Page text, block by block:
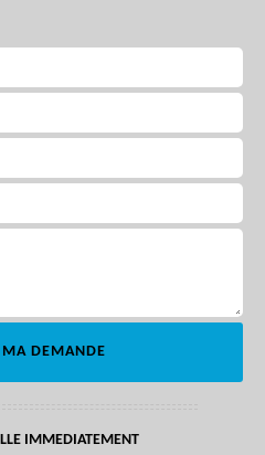
IMMEDIATEMENT